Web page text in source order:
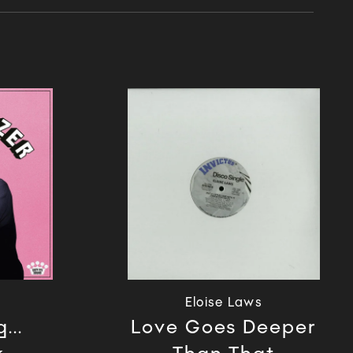
Eloise Laws
Love Goes Deeper